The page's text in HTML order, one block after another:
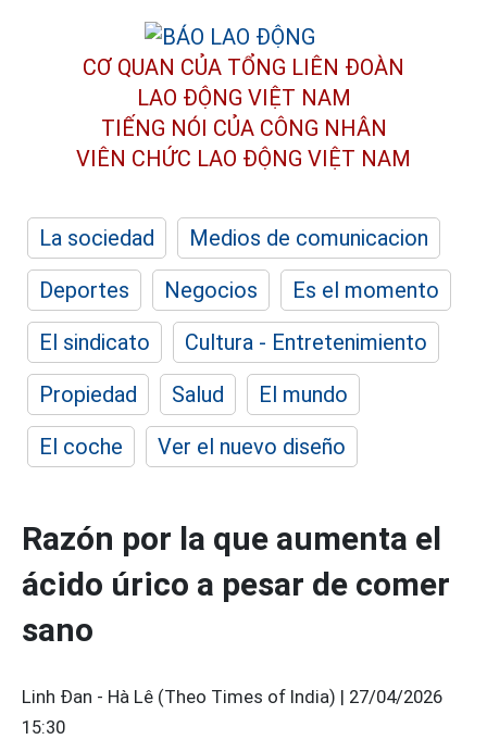
CƠ QUAN CỦA TỔNG LIÊN ĐOÀN
LAO ĐỘNG VIỆT NAM
TIẾNG NÓI CỦA CÔNG NHÂN
VIÊN CHỨC LAO ĐỘNG VIỆT NAM
La sociedad
Medios de comunicacion
Deportes
Negocios
Es el momento
El sindicato
Cultura - Entretenimiento
Propiedad
Salud
El mundo
El coche
Ver el nuevo diseño
Razón por la que aumenta el
ácido úrico a pesar de comer
sano
Linh Đan - Hà Lê (Theo Times of India) | 27/04/2026
15:30